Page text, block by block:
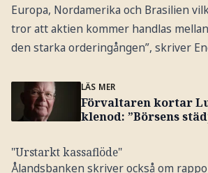
Europa, Nordamerika och Brasilien
tror att aktien kommer handlas
den starka orderingången”, skriver
LÄS MER
Förvaltaren kortar
klenod: ”Börsens
"Urstarkt kassaflöde"
Ålandsbanken skriver också om